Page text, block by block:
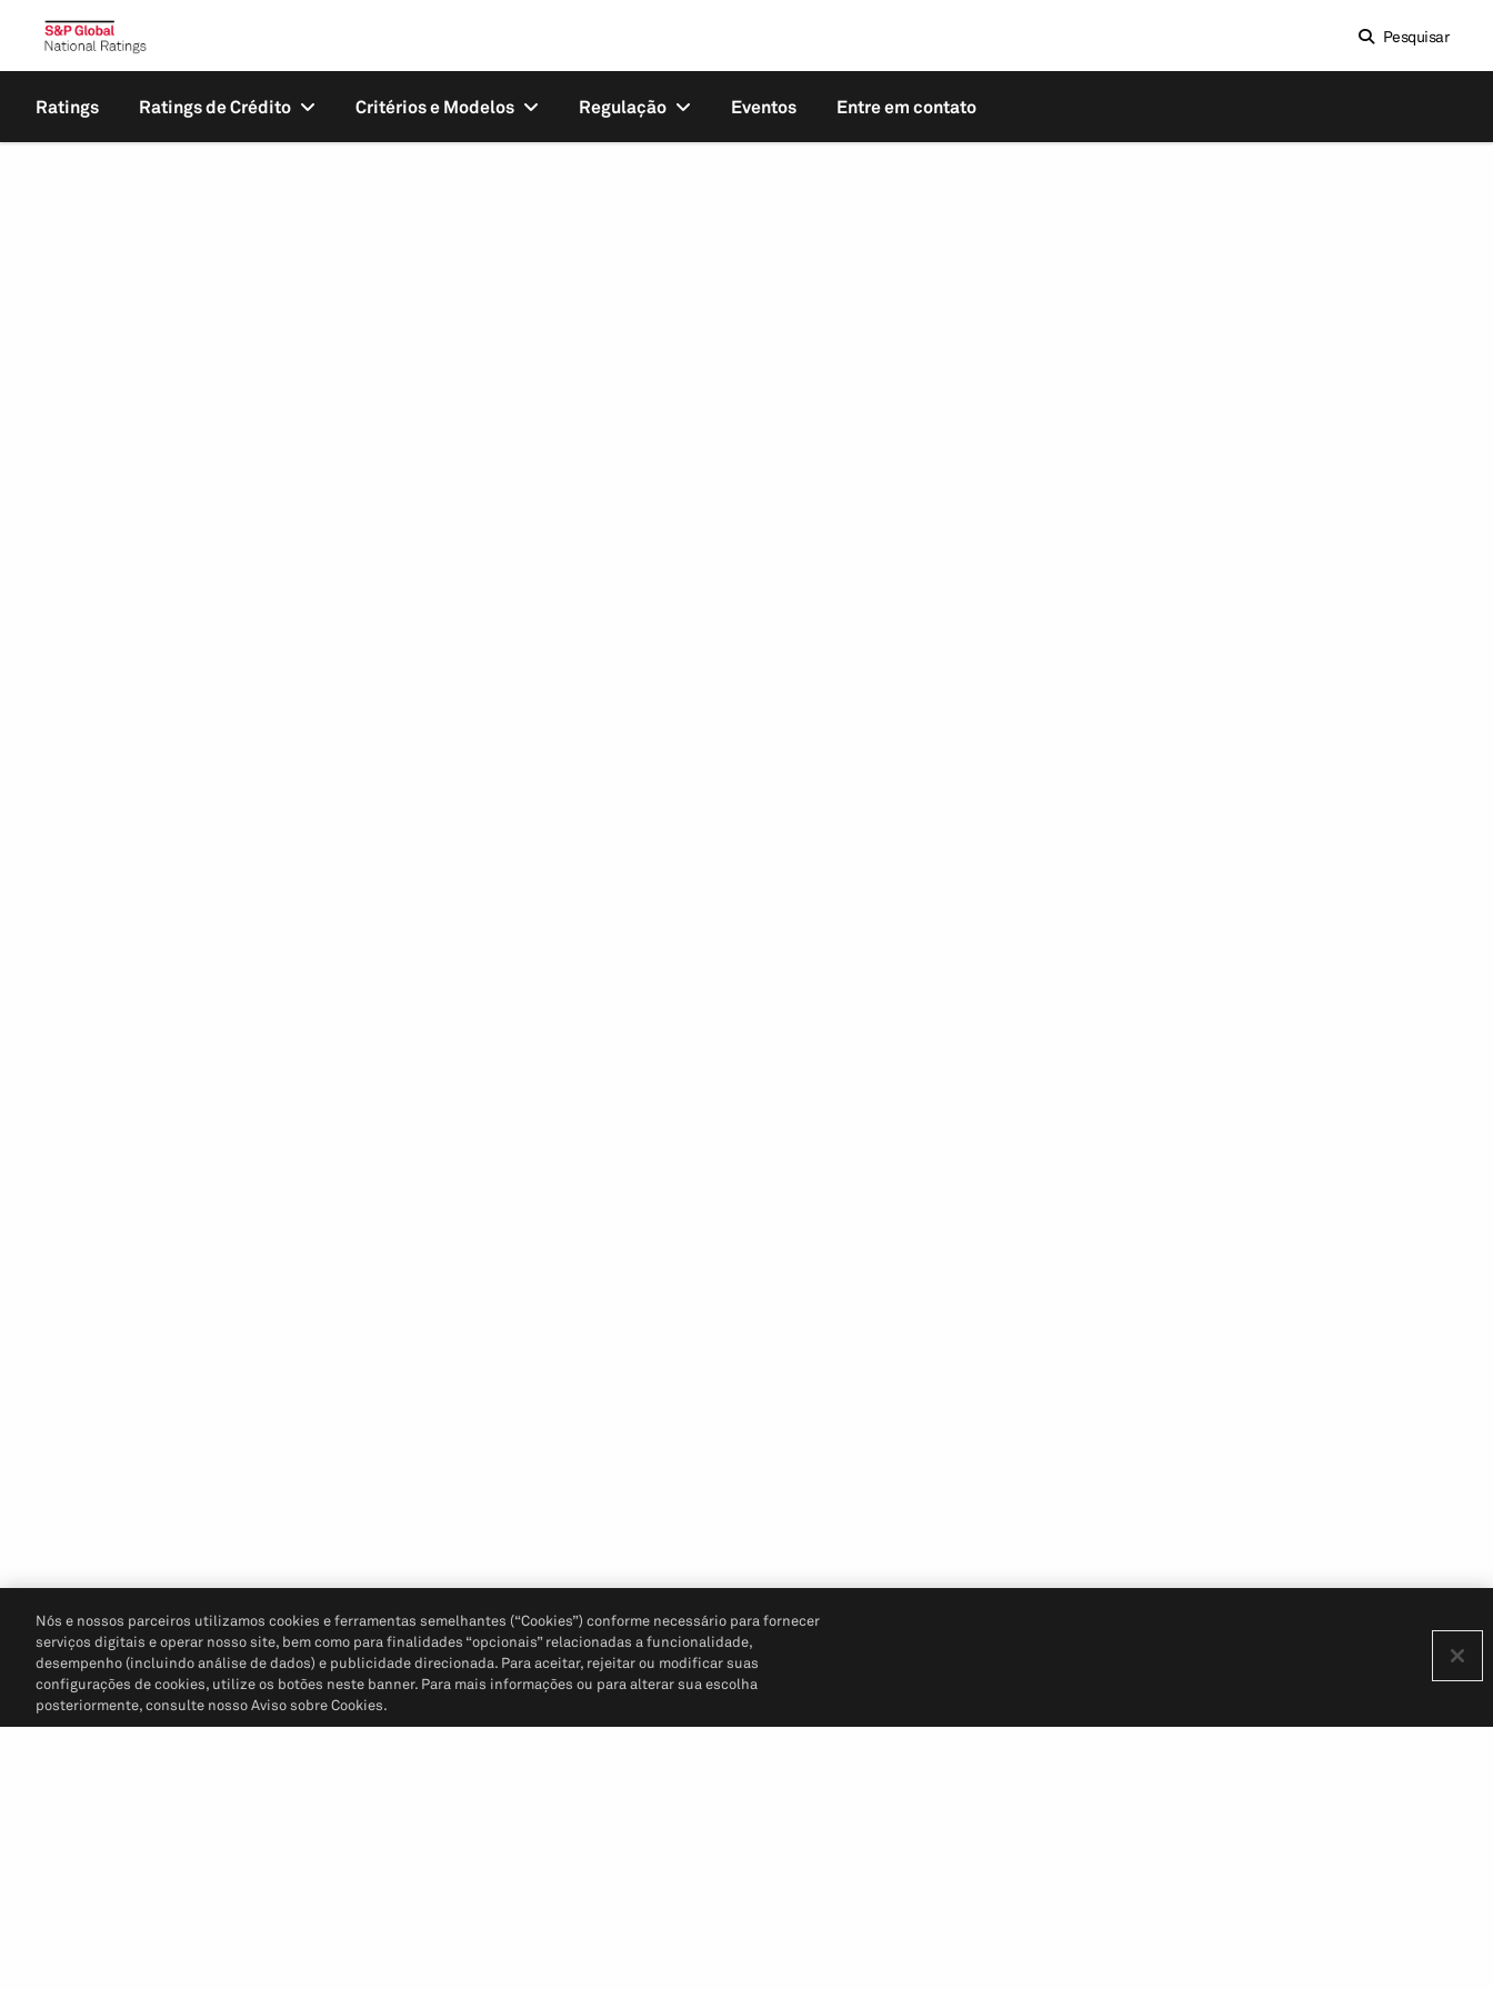
Pesquisar
Ratings Ratings de Crédito Critérios e Modelos Regulação Eventos Entre em contato
Nós e nossos parceiros utilizamos cookies e ferramentas semelhantes (“Cookies”) conforme necessário para fornecer
serviços digitais e operar nosso site, bem como para finalidades “opcionais” relacionadas a funcionalidade,
desempenho (incluindo análise de dados) e publicidade direcionada. Para aceitar, rejeitar ou modificar suas
configurações de cookies, utilize os botões neste banner. Para mais informações ou para alterar sua escolha
posteriormente, consulte nosso Aviso sobre Cookies.